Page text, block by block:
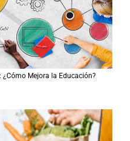
¿Cómo Mejora la Educación?